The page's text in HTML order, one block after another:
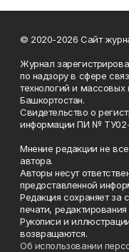
© 2020-2026 Сайт
Журнал
по надзору в сфере
технологий и массовых
Башкортостан.
Свидетельство о
информации ПИ № ТУ02-
Мнение редакции не
автора.
Авторы несут
предоставленной
Редакция сохраняет за
печати,
Рукописи и
возвращаются.
Об использовании